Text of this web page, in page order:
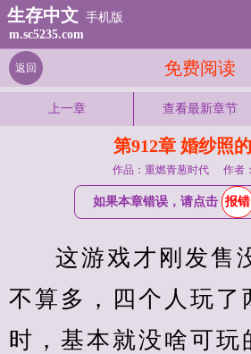
生存中文 手机版
m.sc5235.com
免费阅读
返回
上一章 查看最新章节
第912章 婚纱照
作品：重燃青葱时代 作者
如果本章错误，请点击 报错
这游戏才刚发售
不算多，四个人玩了
时，基本就没啥可玩